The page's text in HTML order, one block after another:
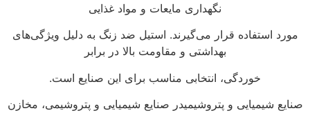
نگهداری مایعات و مواد غذایی
مورد استفاده قرار می‌گیرند. استیل ضد زنگ به دلیل ویژگی‌های
بهداشتی و مقاومت بالا در برابر
خوردگی، انتخابی مناسب برای این صنایع است.
صنایع شیمیایی و پتروشیمیدر صنایع شیمیایی و پتروشیمی، مخازن